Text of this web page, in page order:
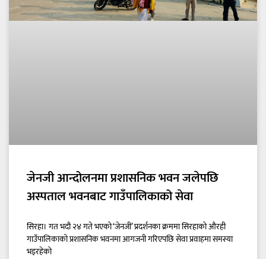
जेनजी आन्दोलनमा प्रशासनिक भवन जलेपछि
अस्पताल भवनबाट गाउँपालिकाको सेवा
सिरहा। गत भदौ २४ गते भएको ‘जेनजी’ प्रदर्शनका क्रममा सिरहाको औरही
गाउँपालिकाको प्रशासनिक भवनमा आगजनी गरिएपछि सेवा प्रवाहमा समस्या
भइरहेको